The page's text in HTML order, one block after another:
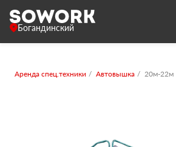
Богандинский
Аренда спец.техники Автовышка 20м-22м